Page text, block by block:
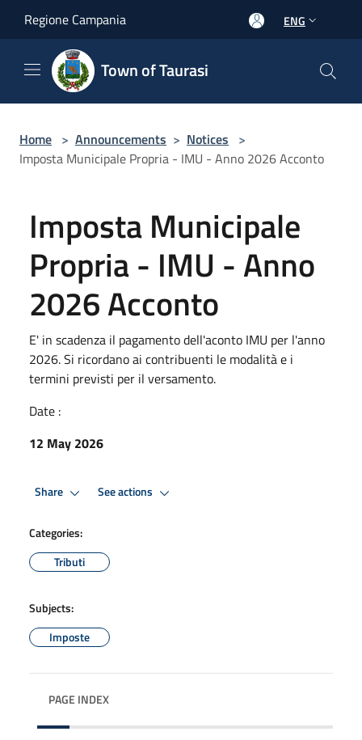
Regione Campania ENG
Town of Taurasi
Home > Announcements > Notices >
Imposta Municipale Propria - IMU - Anno 2026 Acconto
Imposta Municipale
Propria - IMU - Anno
2026 Acconto
E' in scadenza il pagamento dell'aconto IMU per l'anno
2026. Si ricordano ai contribuenti le modalità e i
termini previsti per il versamento.
Date :
12 May 2026
Share See actions
Categories:
Tributi
Subjects:
Imposte
PAGE INDEX